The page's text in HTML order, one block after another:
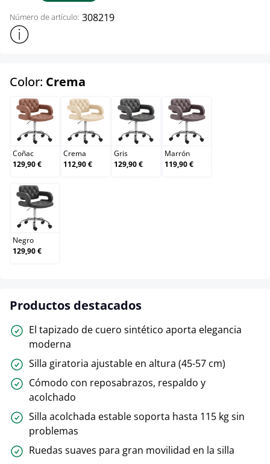
Número de artículo: 308219
Mostrar más información sobre el producto
Color: Crema
Coñac
Coñac
129,90 €
Crema
Crema
112,90 €
Gris
Gris
129,90 €
Marrón
Marrón
119,90 €
Negro
Negro
129,90 €
Productos destacados
El tapizado de cuero sintético aporta elegancia
moderna
Silla giratoria ajustable en altura (45-57 cm)
Cómodo con reposabrazos, respaldo y
acolchado
Silla acolchada estable soporta hasta 115 kg sin
problemas
Ruedas suaves para gran movilidad en la silla